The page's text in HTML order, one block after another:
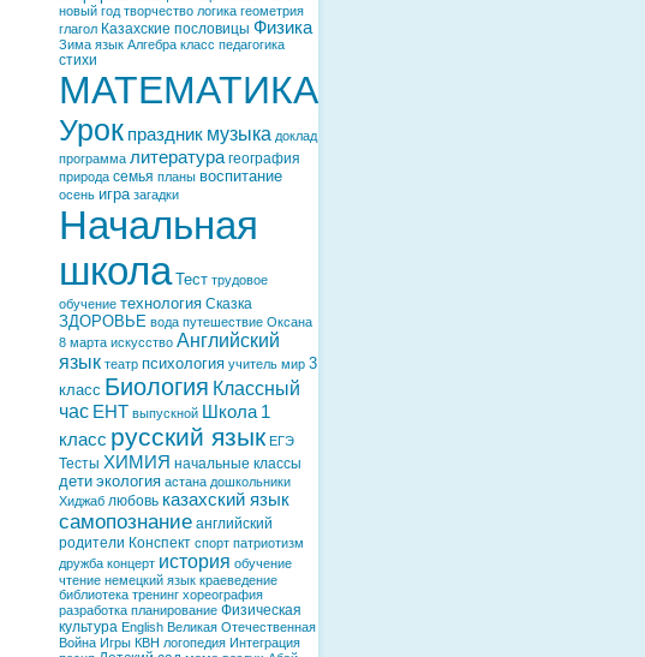
новый год творчество логика геометрия
глагол Казахские пословицы Физика
Зима язык Алгебра класс педагогика
стихи
МАТЕМАТИКА
Урок праздник музыка доклад
программа литература география
природа семья планы воспитание
осень игра загадки
Начальная
школа Тест трудовое
обучение технология Сказка
ЗДОРОВЬЕ вода путешествие Оксана
8 марта искусство Английский
язык театр психология учитель мир 3
класс Биология Классный
час ЕНТ выпускной Школа 1
класс русский язык ЕГЭ
Тесты ХИМИЯ начальные классы
дети экология астана дошкольники
Хиджаб любовь казахский язык
самопознание английский
родители Конспект спорт патриотизм
дружба концерт история обучение
чтение немецкий язык краеведение
библиотека тренинг хореография
разработка планирование Физическая
культура English Великая Отечественная
Война Игры КВН логопедия Интеграция